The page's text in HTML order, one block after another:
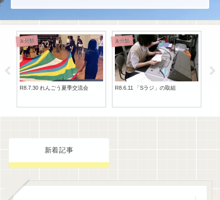
未分類
R8.7.30 れんごう夏季交流会
未分類
R8.6.11 「Sラジ」の取組
新着記事